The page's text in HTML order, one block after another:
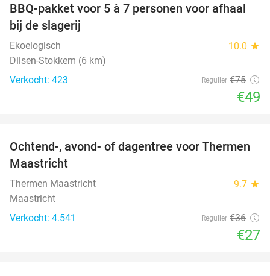
35%
BBQ-pakket voor 5 à 7 personen voor afhaal
bij de slagerij
Ekoelogisch 10.0 star
Dilsen-Stokkem (6 km)
Verkocht: 423
Regulier €75
€49
25%
Ochtend-, avond- of dagentree voor Thermen
Maastricht
Thermen Maastricht 9.7 star
Maastricht
Verkocht: 4.541
Regulier €36
€27